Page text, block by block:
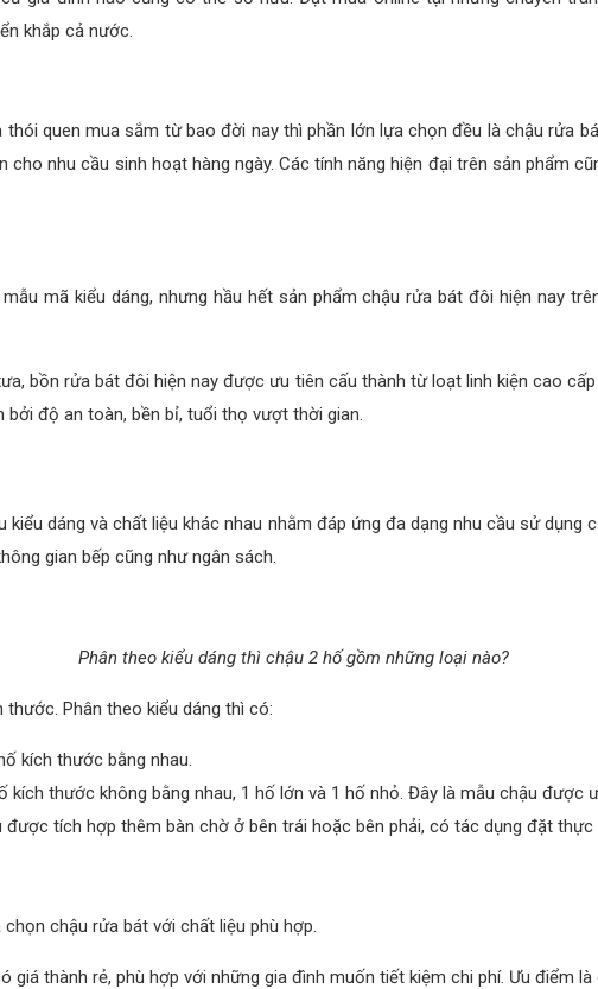
khắp cả nước.
quen mua sắm từ bao đời nay thì phần lớn lựa chọn đều là chậu rửa
cho nhu cầu sinh hoạt hàng ngày. Các tính năng hiện đại trên sản phẩm
mã kiểu dáng, nhưng hầu hết sản phẩm chậu rửa bát đôi hiện nay
bồn rửa bát đôi hiện nay được ưu tiên cấu thành từ loạt linh kiện cao
bởi độ an toàn, bền bỉ, tuổi thọ vượt thời gian.
dáng và chất liệu khác nhau nhằm đáp ứng đa dạng nhu cầu sử dụng
gian bếp cũng như ngân sách.
Phân theo kiểu dáng thì chậu 2 hố gồm những loại nào?
Phân theo kiểu dáng thì có:
kích thước bằng nhau.
kích thước không bằng nhau, 1 hố lớn và 1 hố nhỏ. Đây là mẫu chậu được
được tích hợp thêm bàn chờ ở bên trái hoặc bên phải, có tác dụng đặt thực
chậu rửa bát với chất liệu phù hợp.
giá thành rẻ, phù hợp với những gia đình muốn tiết kiệm chi phí. Ưu điểm